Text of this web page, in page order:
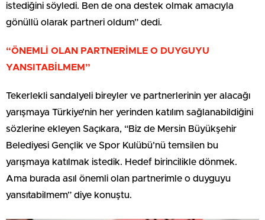
istediğini söyledi. Ben de ona destek olmak amacıyla
gönüllü olarak partneri oldum” dedi.
“ÖNEMLİ OLAN PARTNERİMLE O DUYGUYU
YANSITABİLMEM”
Tekerlekli sandalyeli bireyler ve partnerlerinin yer alacağı
yarışmaya Türkiye’nin her yerinden katılım sağlanabildiğini
sözlerine ekleyen Saçıkara, “Biz de Mersin Büyükşehir
Belediyesi Gençlik ve Spor Kulübü’nü temsilen bu
yarışmaya katılmak istedik. Hedef birincilikle dönmek.
Ama burada asıl önemli olan partnerimle o duyguyu
yansıtabilmem” diye konuştu.